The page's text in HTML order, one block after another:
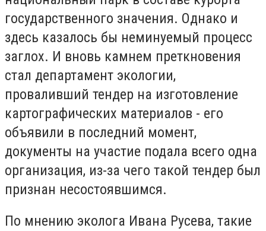
государственного значения. Однако и
здесь казалось бы неминуемый процесс
заглох. И вновь камнем преткновения
стал департамент экологии,
проваливший тендер на изготовление
картографических материалов - его
объявили в последний момент,
документы на участие подала всего одна
организация, из-за чего такой тендер был
признан несостоявшимся.
По мнению эколога Ивана Русева, такие